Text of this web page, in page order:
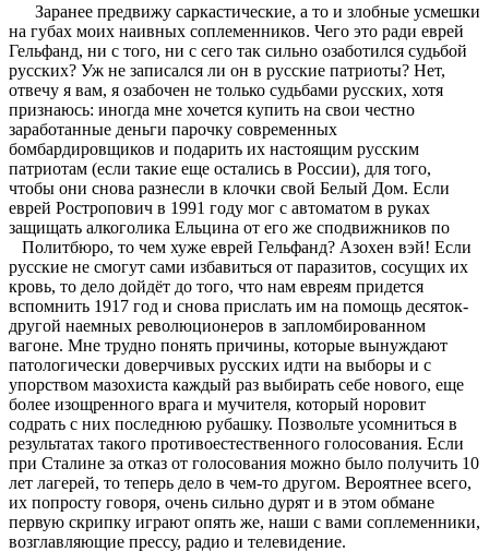
Заранее предвижу саркастические, а то и злобные усмешки
на губах моих наивных соплеменников. Чего это ради еврей
Гельфанд, ни с того, ни с сего так сильно озаботился судьбой
русских? Уж не записался ли он в русские патриоты? Нет,
отвечу я вам, я озабочен не только судьбами русских, хотя
признаюсь: иногда мне хочется купить на свои честно
заработанные деньги парочку современных
бомбардировщиков и подарить их настоящим русским
патриотам (если такие еще остались в России), для того,
чтобы они снова разнесли в клочки свой Белый Дом. Если
еврей Ростропович в 1991 году мог с автоматом в руках
защищать алкоголика Ельцина от его же сподвижников по
Политбюро, то чем хуже еврей Гельфанд? Азохен вэй! Если
русские не смогут сами избавиться от паразитов, сосущих их
кровь, то дело дойдёт до того, что нам евреям придется
вспомнить 1917 год и снова прислать им на помощь десяток-
другой наемных революционеров в запломбированном
вагоне. Мне трудно понять причины, которые вынуждают
патологически доверчивых русских идти на выборы и с
упорством мазохиста каждый раз выбирать себе нового, еще
более изощренного врага и мучителя, который норовит
содрать с них последнюю рубашку. Позвольте усомниться в
результатах такого противоестественного голосования. Если
при Сталине за отказ от голосования можно было получить 10
лет лагерей, то теперь дело в чем-то другом. Вероятнее всего,
их попросту говоря, очень сильно дурят и в этом обмане
первую скрипку играют опять же, наши с вами соплеменники,
возглавляющие прессу, радио и телевидение.